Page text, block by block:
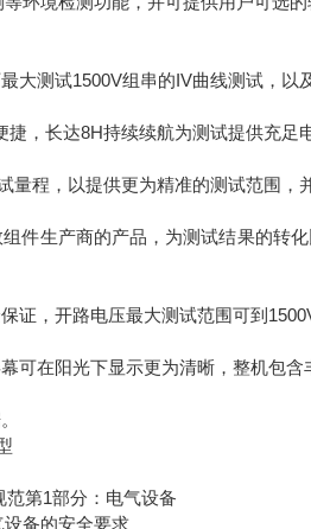
测试1500V组串的IV曲线测试，以
，长达8H持续续航为测试提供充⾜
程，以提供更为精准的测试范围，
件⽣产商的产品，为测试结果的转
，开路电压最⼤测试范围可到
可在阳光下显⽰更为清晰，整机包含
第1部分：电⽓设备
备的安全要求